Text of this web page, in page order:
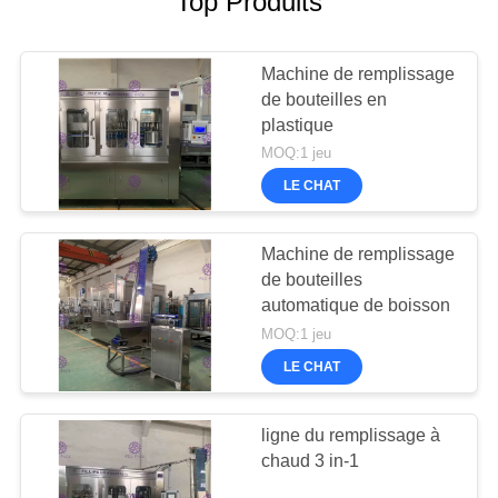
Machine de remplissage
de bouteilles en
plastique
MOQ:1 jeu
LE CHAT
Machine de remplissage
de bouteilles
automatique de boisson
MOQ:1 jeu
LE CHAT
ligne du remplissage à
chaud 3 in-1